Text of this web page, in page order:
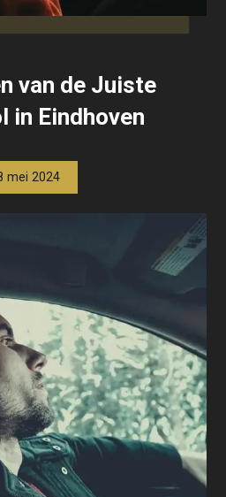
van de Juiste
in Eindhoven
mei 2024